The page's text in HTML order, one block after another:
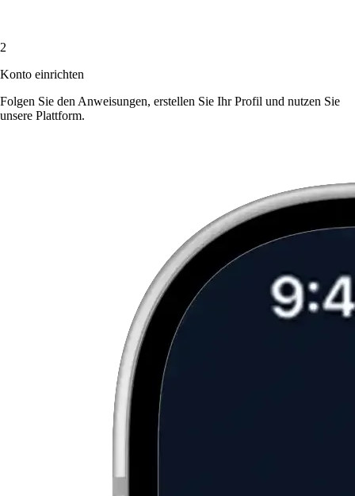
2
Konto einrichten
Folgen Sie den Anweisungen, erstellen Sie Ihr Profil und nutzen Sie
unsere Plattform.